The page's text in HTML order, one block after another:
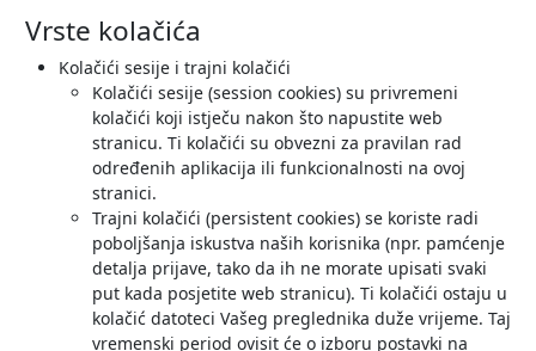
Vrste kolačića
Kolačići sesije i trajni kolačići
Kolačići sesije (session cookies) su privremeni
kolačići koji istječu nakon što napustite web
stranicu. Ti kolačići su obvezni za pravilan rad
određenih aplikacija ili funkcionalnosti na ovoj
stranici.
Trajni kolačići (persistent cookies) se koriste radi
poboljšanja iskustva naših korisnika (npr. pamćenje
detalja prijave, tako da ih ne morate upisati svaki
put kada posjetite web stranicu). Ti kolačići ostaju u
kolačić datoteci Vašeg preglednika duže vrijeme. Taj
vremenski period ovisit će o izboru postavki na